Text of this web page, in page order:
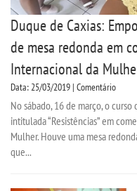
CONTATO
IMPRENSA
TRABALHE CONOSCO
OUVIDORIA
Duque de Caxias:
de mesa redonda em
Internacional da
Data: 25/03/2019 | Comentário
No sábado, 16 de março, o
intitulada “Resistências” em
Mulher. Houve uma mesa
que...